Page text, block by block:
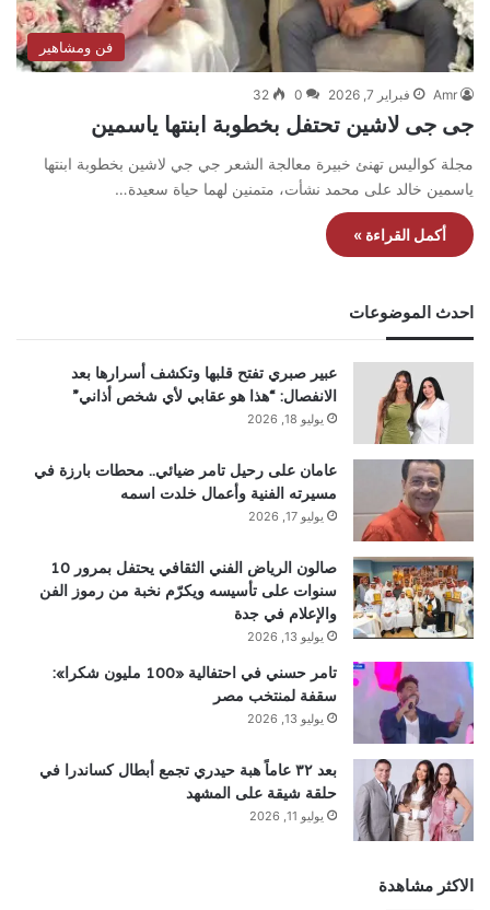
فن ومشاهير
Amr فبراير 7, 2026 0
32
جى جى لاشين تحتفل بخطوبة ابنتها ياسمين
مجلة كواليس تهنئ خبيرة معالجة الشعر جي جي لاشين بخطوبة ابنتها
ياسمين خالد على محمد نشأت، متمنين لهما حياة سعيدة…
أكمل القراءة »
احدث الموضوعات
عبير صبري تفتح قلبها وتكشف أسرارها بعد
الانفصال: “هذا هو عقابي لأي شخص أذاني”
يوليو 18, 2026
عامان على رحيل تامر ضيائي.. محطات بارزة في
مسيرته الفنية وأعمال خلدت اسمه
يوليو 17, 2026
صالون الرياض الفني الثقافي يحتفل بمرور 10
سنوات على تأسيسه ويكرّم نخبة من رموز الفن
والإعلام في جدة
يوليو 13, 2026
تامر حسني في احتفالية «100 مليون شكرا»:
سقفة لمنتخب مصر
يوليو 13, 2026
بعد ٣٢ عاماً هبة حيدري تجمع أبطال كساندرا في
حلقة شيقة على المشهد
يوليو 11, 2026
الاكثر مشاهدة